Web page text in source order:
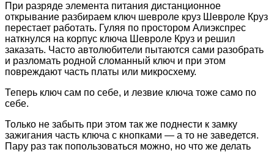
При разряде элемента питания дистанционное
открывание разбираем ключ шевроле круз Шевроле Круз
перестает работать. Гуляя по простором Алиэкспрес
наткнулся на корпус ключа Шевроле Круз и решил
заказать. Часто автолюбители пытаются сами разобрать
и разломать родной сломанный ключ и при этом
повреждают часть платы или микросхему.
Теперь ключ сам по себе, и лезвие ключа тоже само по
себе.
Только не забыть при этом так же поднести к замку
зажигания часть ключа с кнопками — а то не заведется.
Пару раз так попользоваться можно, но что же делать